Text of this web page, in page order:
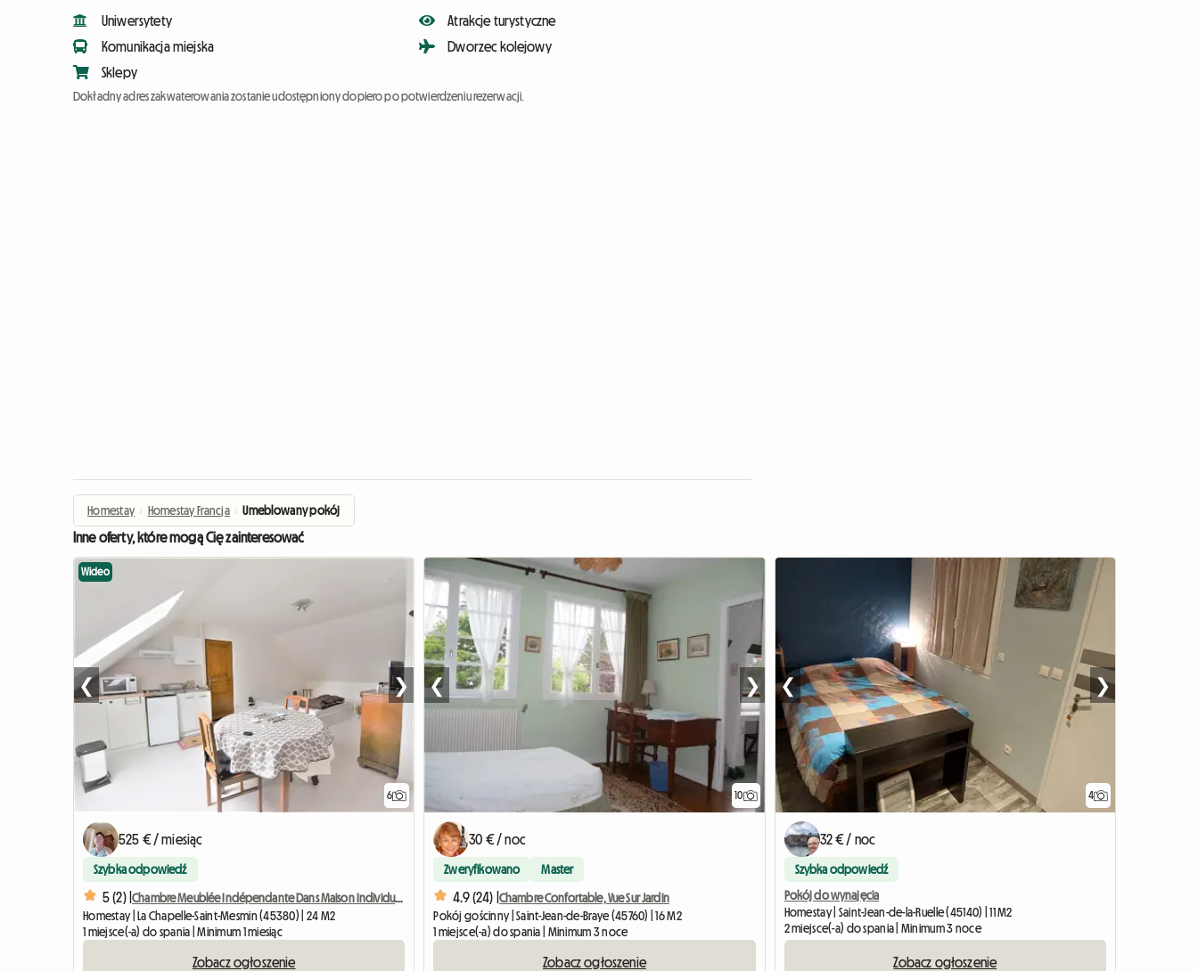
Uniwersytety
Komunikacja miejska
Sklepy
Atrakcje turystyczne
Dworzec kolejowy
Dokładny adres zakwaterowania zostanie udostępniony dopiero po potwierdzeniu rezerwacji.
Homestay › Homestay Francja › Umeblowany pokój
Inne oferty, które mogą Cię zainteresować
6
Wideo
❮ ❯
525 € / miesiąc
Szybka odpowiedź
5 (2) |
Chambre Meublée Indépendante Dans Maison Individuelle
Homestay | La Chapelle-Saint-Mesmin (45380) | 24 M2
1 miejsce(-a) do spania | Minimum 1 miesiąc
Zobacz ogłoszenie
10
❮ ❯
30 € / noc
Zweryfikowano Master
4.9 (24) | Chambre Confortable, Vue Sur Jardin
Pokój gościnny | Saint-Jean-de-Braye (45760) | 16 M2
1 miejsce(-a) do spania | Minimum 3 noce
Zobacz ogłoszenie
4
❮ ❯
32 € / noc
Szybka odpowiedź
Pokój do wynajęcia
Homestay | Saint-Jean-de-la-Ruelle (45140) | 11 M2
2 miejsce(-a) do spania | Minimum 3 noce
Zobacz ogłoszenie